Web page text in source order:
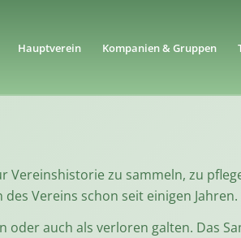
Hauptverein Kompanien & Gruppen
Vereinshistorie zu sammeln, zu
Vereins schon seit einigen Jahren.
auch als verloren galten. Das